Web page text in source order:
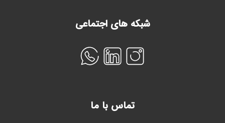
شبکه های اجتماعی
تماس با ما